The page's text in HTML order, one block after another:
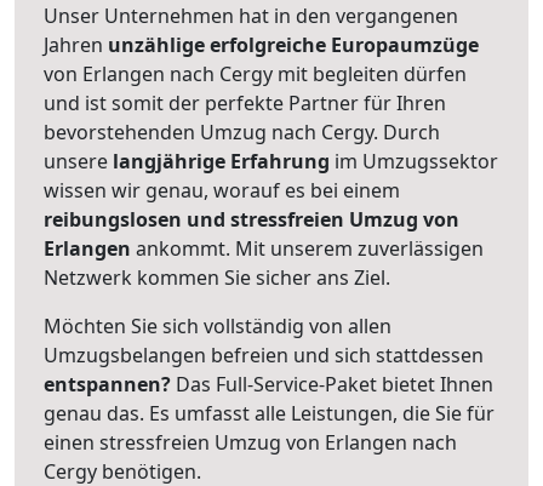
Unser Unternehmen hat in den vergangenen
Jahren unzählige erfolgreiche Europaumzüge
von Erlangen nach Cergy mit begleiten dürfen
und ist somit der perfekte Partner für Ihren
bevorstehenden Umzug nach Cergy. Durch
unsere langjährige Erfahrung im Umzugssektor
wissen wir genau, worauf es bei einem
reibungslosen und stressfreien Umzug von
Erlangen ankommt. Mit unserem zuverlässigen
Netzwerk kommen Sie sicher ans Ziel.
Möchten Sie sich vollständig von allen
Umzugsbelangen befreien und sich stattdessen
entspannen? Das Full-Service-Paket bietet Ihnen
genau das. Es umfasst alle Leistungen, die Sie für
einen stressfreien Umzug von Erlangen nach
Cergy benötigen.